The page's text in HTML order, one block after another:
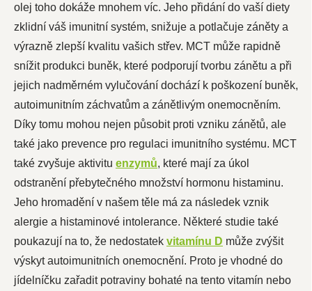
olej toho dokáže mnohem víc. Jeho přidání do vaší diety
zklidní váš imunitní systém, snižuje a potlačuje záněty a
výrazně zlepší kvalitu vašich střev. MCT může rapidně
snížit produkci buněk, které podporují tvorbu zánětu a při
jejich nadměrném vylučování dochází k poškození buněk,
autoimunitním záchvatům a zánětlivým onemocněním.
Díky tomu mohou nejen působit proti vzniku zánětů, ale
také jako prevence pro regulaci imunitního systému. MCT
také zvyšuje aktivitu enzymů, které mají za úkol
odstranění přebytečného množství hormonu histaminu.
Jeho hromadění v našem těle má za následek vznik
alergie a histaminové intolerance. Některé studie také
poukazují na to, že nedostatek vitamínu D může zvýšit
výskyt autoimunitních onemocnění. Proto je vhodné do
jídelníčku zařadit potraviny bohaté na tento vitamín nebo